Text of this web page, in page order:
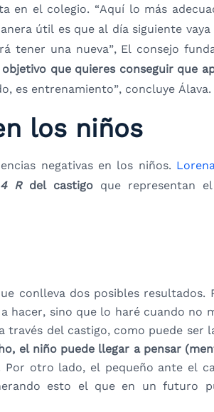
el colegio. “Aquí lo más
útil es que al día siguiente
tener una nueva”, El consejo
que quieres conseguir que
es entrenamiento”, concluye Álava.
los niños
negativas en los niños.
4 Rdel castigoque representan
conlleva dos posibles
sino que lo haré cuando no
del castigo, como puede ser
el niño puede llegar a pensar
Por otro lado, el pequeño ante el
esto el que en un futuro